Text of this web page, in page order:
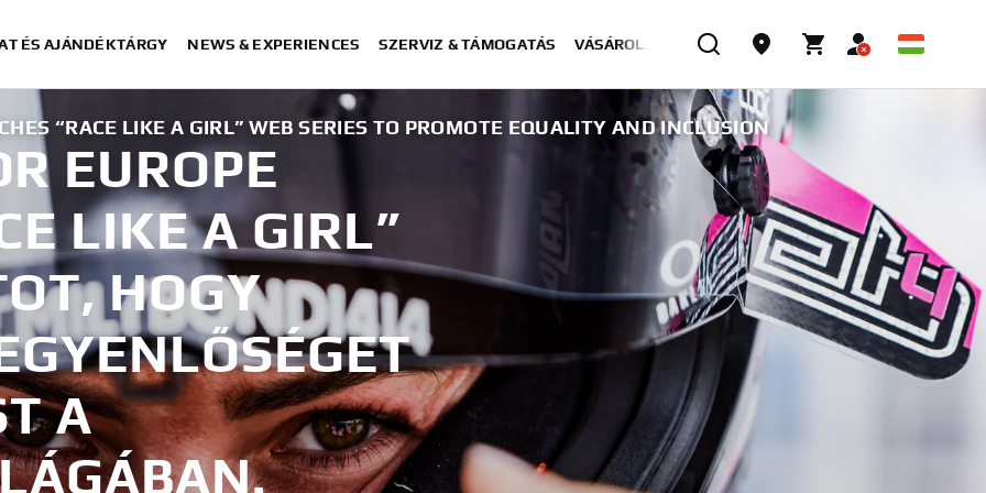
ÉS AJÁNDÉKTÁRGY NEWS & EXPERIENCES SZERVIZ & TÁMOGATÁS VÁSÁROLJON MOST
“RACE LIKE A GIRL” WEB SERIES TO PROMOTE EQUALITY AND INCLUSION
EUROPE
LIKE A GIRL”
HOGY
A